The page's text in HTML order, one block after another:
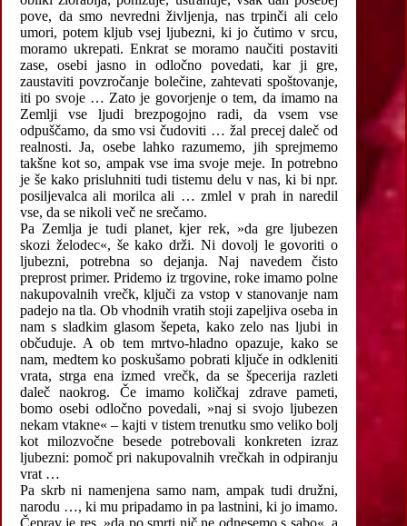
pove, da smo nevredni življenja, nas trpinči ali celo
umori, potem kljub vsej ljubezni, ki jo čutimo v srcu,
moramo ukrepati. Enkrat se moramo naučiti postaviti
zase, osebi jasno in odločno povedati, kar ji gre,
zaustaviti povzročanje bolečine, zahtevati spoštovanje,
iti po svoje … Zato je govorjenje o tem, da imamo na
Zemlji vse ljudi brezpogojno radi, da vsem vse
odpuščamo, da smo vsi čudoviti … žal precej daleč od
realnosti. Ja, osebe lahko razumemo, jih sprejmemo
takšne kot so, ampak vse ima svoje meje. In potrebno
je še kako prisluhniti tudi tistemu delu v nas, ki bi npr.
posiljevalca ali morilca ali … zmlel v prah in naredil
vse, da se nikoli več ne srečamo.
Pa Zemlja je tudi planet, kjer rek, »da gre ljubezen
skozi želodec«, še kako drži. Ni dovolj le govoriti o
ljubezni, potrebna so dejanja. Naj navedem čisto
preprost primer. Pridemo iz trgovine, roke imamo polne
nakupovalnih vrečk, ključi za vstop v stanovanje nam
padejo na tla. Ob vhodnih vratih stoji zapeljiva oseba in
nam s sladkim glasom šepeta, kako zelo nas ljubi in
občuduje. A ob tem mrtvo-hladno opazuje, kako se
nam, medtem ko poskušamo pobrati ključe in odkleniti
vrata, strga ena izmed vrečk, da se špecerija razleti
daleč naokrog. Če imamo količkaj zdrave pameti,
bomo osebi odločno povedali, »naj si svojo ljubezen
nekam vtakne« – kajti v tistem trenutku smo veliko bolj
kot milozvočne besede potrebovali konkreten izraz
ljubezni: pomoč pri nakupovalnih vrečkah in odpiranju
vrat …
Pa skrb ni namenjena samo nam, ampak tudi družni,
narodu …, ki mu pripadamo in pa lastnini, ki jo imamo.
Čeprav je res, »da po smrti nič ne odnesemo s sabo«, a